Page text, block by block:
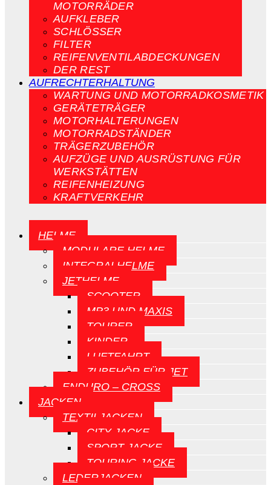
MOTORRÄDER
AUFKLEBER
SCHLÖSSER
FILTER
REIFENVENTILABDECKUNGEN
DER REST
AUFRECHTERHALTUNG
WARTUNG UND MOTORRADKOSMETIK
GERÄTETRÄGER
MOTORHALTERUNGEN
MOTORRADSTÄNDER
TRÄGERZUBEHÖR
AUFZÜGE UND AUSRÜSTUNG FÜR
WERKSTÄTTEN
REIFENHEIZUNG
KRAFTVERKEHR
HELME
MODULARE HELME
INTEGRALHELME
JETHELME
SCOOTER
MP3 UND MAXIS
TOURER
KINDER
LUFTFAHRT
ZUBEHÖR FÜR JET
ENDURO – CROSS
JACKEN
TEXTILJACKEN
CITY JACKE
SPORT JACKE
TOURING JACKE
LEDERJACKEN